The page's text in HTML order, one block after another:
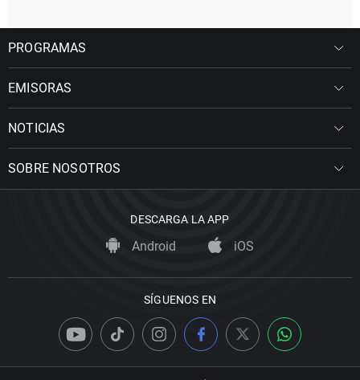
PROGRAMAS
EMISORAS
NOTICIAS
SOBRE NOSOTROS
DESCARGA LA APP
Android iOS
SÍGUENOS EN